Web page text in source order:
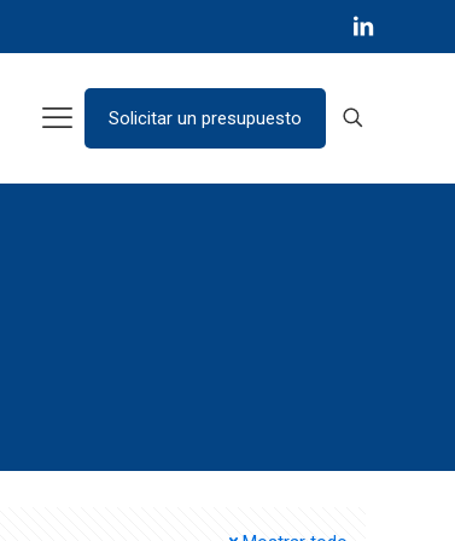
Solicitar un presupuesto